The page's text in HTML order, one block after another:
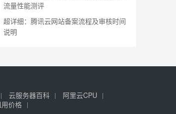
流量性能测评
超详细：腾讯云网站备案流程及审核时间
说明
云服务器百科
阿里云CPU
价格